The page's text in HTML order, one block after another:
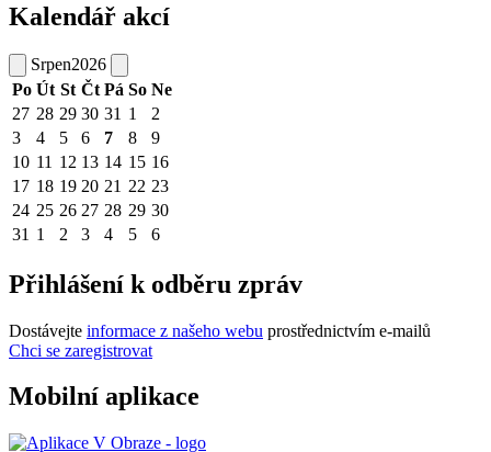
Kalendář akcí
Srpen2026
Po Út St Čt Pá So Ne
27 28 29 30 31 1
2
3
4 5 6 7 8
9
10 11 12 13 14 15 16
17 18 19 20 21 22 23
24 25 26 27 28 29 30
31 1 2 3 4 5 6
Přihlášení k odběru zpráv
Dostávejte informace z našeho webu prostřednictvím e-mailů
Chci se zaregistrovat
Mobilní aplikace